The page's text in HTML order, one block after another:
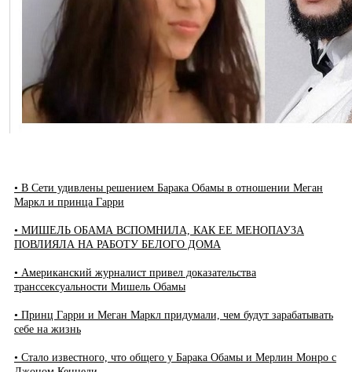
• В Сети удивлены решением Барака Обамы в отношении Меган
Маркл и принца Гарри
• МИШЕЛЬ ОБАМА ВСПОМНИЛА, КАК ЕЕ МЕНОПАУЗА
ПОВЛИЯЛА НА РАБОТУ БЕЛОГО ДОМА
• Американский журналист привел доказательства
транссексуальности Мишель Обамы
• Принц Гарри и Меган Маркл придумали, чем будут зарабатывать
себе на жизнь
• Стало известного, что общего у Барака Обамы и Мерлин Монро с